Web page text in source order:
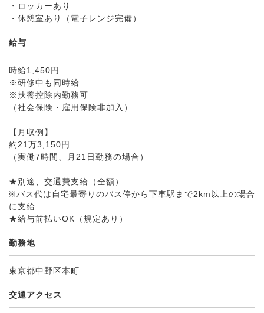
・ロッカーあり
・休憩室あり（電子レンジ完備）
給与
時給1,450円
※研修中も同時給
※扶養控除内勤務可
（社会保険・雇用保険非加入）
【月収例】
約21万3,150円
（実働7時間、月21日勤務の場合）
★別途、交通費支給（全額）
※バス代は自宅最寄りのバス停から下車駅まで2km以上の場合
に支給
★給与前払いOK（規定あり）
勤務地
東京都中野区本町
交通アクセス